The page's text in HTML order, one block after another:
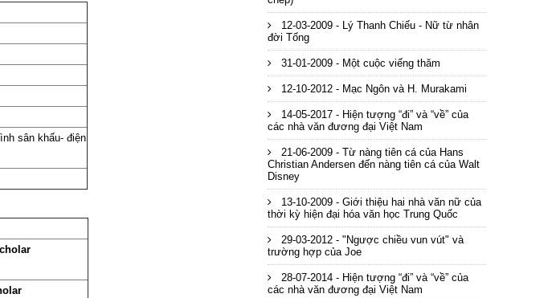
sân khấu- điện
12-03-2009 - Lý Thanh Chiếu - Nữ từ nhân
đời Tống
31-01-2009 - Một cuộc viếng thăm
12-10-2012 - Mạc Ngôn và H. Murakami
14-05-2017 - Hiện tượng “đi” và “về” của
các nhà văn đương đại Việt Nam
21-06-2009 - Từ nàng tiên cá của Hans
Christian Andersen đến nàng tiên cá của Walt
Disney
13-10-2009 - Giới thiệu hai nhà văn nữ của
thời kỳ hiện đại hóa văn học Trung Quốc
29-03-2012 - "Ngược chiều vun vút" và
trường hợp của Joe
28-07-2014 - Hiện tượng “đi” và “về” của
các nhà văn đương đại Việt Nam